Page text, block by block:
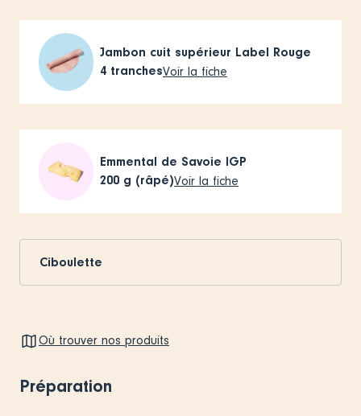
Jambon cuit supérieur Label Rouge
4 tranchesVoir la fiche
Emmental de Savoie IGP
200 g (râpé)Voir la fiche
Ciboulette
Où trouver nos produits
Préparation